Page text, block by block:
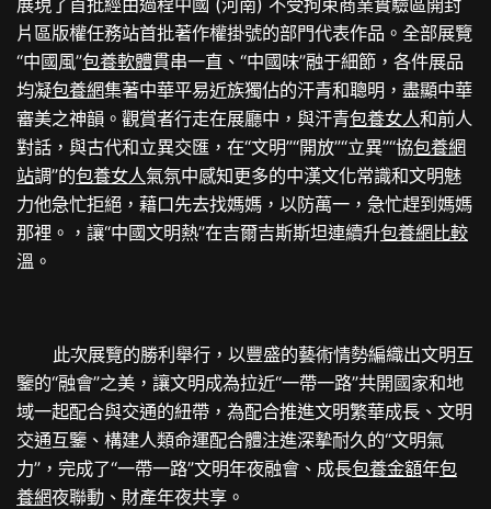
展現了首批經由過程中國 (河南) 不受拘束商業實驗區開封
片區版權任務站首批著作權掛號的部門代表作品。全部展覽
“中國風”包養軟體貫串一直、“中國味”融于細節，各件展品
均凝包養網集著中華平易近族獨佔的汗青和聰明，盡顯中華
審美之神韻。觀賞者行走在展廳中，與汗青包養女人和前人
對話，與古代和立異交匯，在“文明”“開放”“立異”“協包養網
站調”的包養女人氣氛中感知更多的中漢文化常識和文明魅
力他急忙拒絕，藉口先去找媽媽，以防萬一，急忙趕到媽媽
那裡。，讓“中國文明熱”在吉爾吉斯斯坦連續升包養網比較
溫。
此次展覽的勝利舉行，以豐盛的藝術情勢編織出文明互
鑒的“融會”之美，讓文明成為拉近“一帶一路”共開國家和地
域一起配合與交通的紐帶，為配合推進文明繁華成長、文明
交通互鑒、構建人類命運配合體注進深摯耐久的“文明氣
力”，完成了“一帶一路”文明年夜融會、成長包養金額年包
養網夜聯動、財產年夜共享。